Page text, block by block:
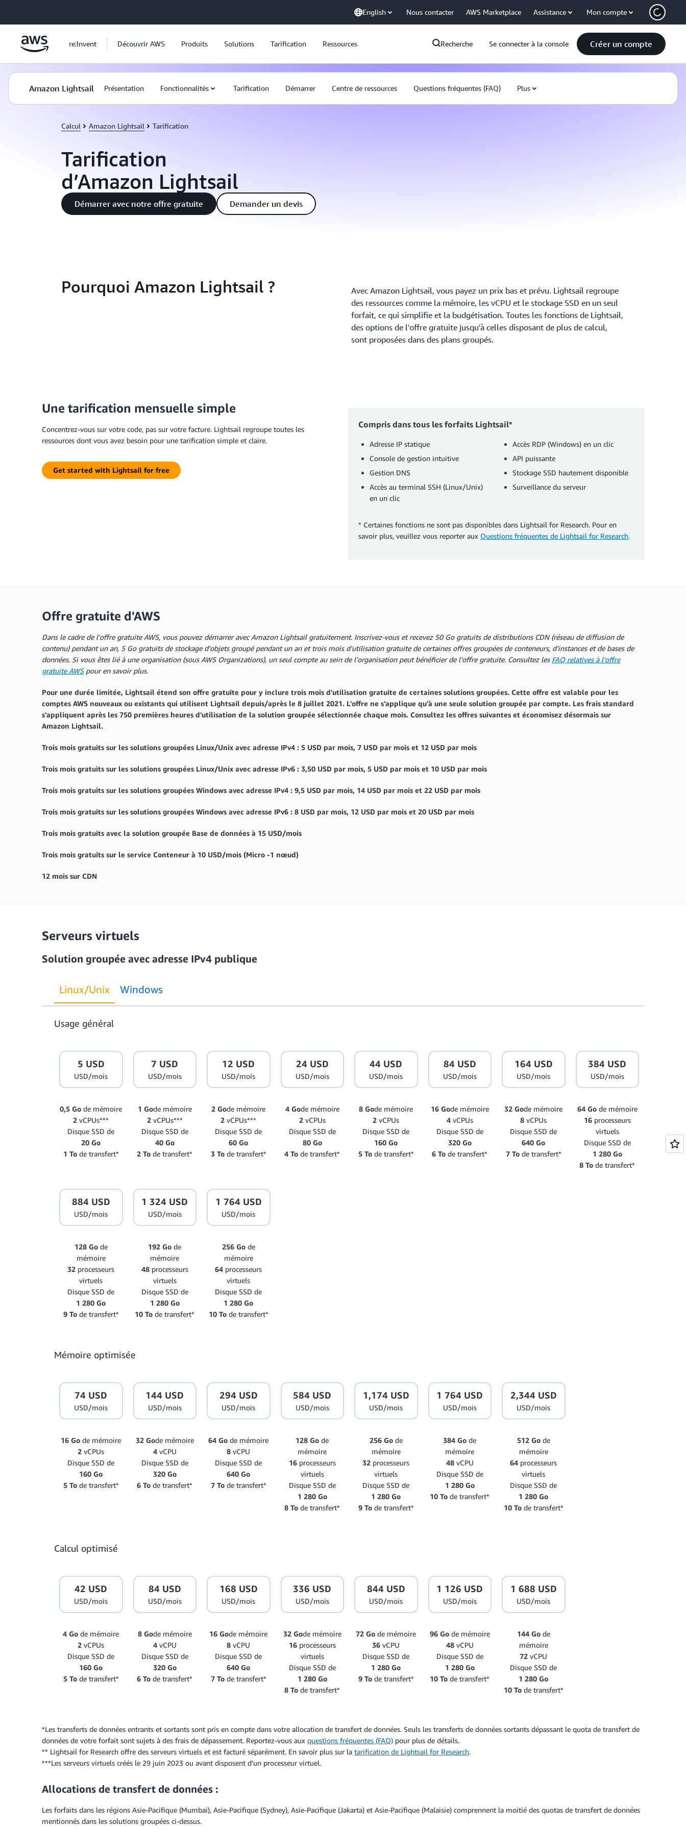
English Nous contacter AWS Marketplace Assistance Mon compte
re:Invent Découvrir AWS Produits Solutions Tarification Ressources Recherche Se connecter à la console Créer un compte
Amazon Lightsail Présentation Fonctionnalités Tarification Démarrer Centre de ressources Questions fréquentes (FAQ) Plus
Calcul Amazon Lightsail Tarification
Tarification
d’Amazon Lightsail
Démarrer avec notre offre gratuite Demander un devis
Pourquoi Amazon Lightsail ?
Avec Amazon Lightsail, vous payez un prix bas et prévu. Lightsail regroupe
des ressources comme la mémoire, les vCPU et le stockage SSD en un seul
forfait, ce qui simplifie et la budgétisation. Toutes les fonctions de Lightsail,
des options de l'offre gratuite jusqu'à celles disposant de plus de calcul,
sont proposées dans des plans groupés.
Une tarification mensuelle simple
Concentrez-vous sur votre code, pas sur votre facture. Lightsail regroupe toutes les
ressources dont vous avez besoin pour une tarification simple et claire.
Get started with Lightsail for free
Compris dans tous les forfaits Lightsail*
Adresse IP statique
Console de gestion intuitive
Gestion DNS
Accès au terminal SSH (Linux/Unix)
en un clic
Accès RDP (Windows) en un clic
API puissante
Stockage SSD hautement disponible
Surveillance du serveur
* Certaines fonctions ne sont pas disponibles dans Lightsail for Research. Pour en
savoir plus, veuillez vous reporter aux Questions fréquentes de Lightsail for Research.
Offre gratuite d'AWS
Dans le cadre de l'offre gratuite AWS, vous pouvez démarrer avec Amazon Lightsail gratuitement. Inscrivez-vous et recevez 50 Go gratuits de distributions CDN (réseau de diffusion de
contenu) pendant un an, 5 Go gratuits de stockage d'objets groupé pendant un an et trois mois d'utilisation gratuite de certaines offres groupées de conteneurs, d'instances et de bases de
données. Si vous êtes lié à une organisation (sous AWS Organizations), un seul compte au sein de l'organisation peut bénéficier de l'offre gratuite. Consultez les FAQ relatives à l’offre
gratuite AWSpour en savoir plus.
Pour une durée limitée, Lightsail étend son offre gratuite pour y inclure trois mois d'utilisation gratuite de certaines solutions groupées. Cette offre est valable pour les
comptes AWS nouveaux ou existants qui utilisent Lightsail depuis/après le 8 juillet 2021. L'offre ne s'applique qu'à une seule solution groupée par compte. Les frais standard
s'appliquent après les 750 premières heures d'utilisation de la solution groupée sélectionnée chaque mois. Consultez les offres suivantes et économisez désormais sur
Amazon Lightsail.
Trois mois gratuits sur les solutions groupées Linux/Unix avec adresse IPv4 : 5 USD par mois, 7 USD par mois et 12 USD par mois
Trois mois gratuits sur les solutions groupées Linux/Unix avec adresse IPv6 : 3,50 USD par mois, 5 USD par mois et 10 USD par mois
Trois mois gratuits sur les solutions groupées Windows avec adresse IPv4 : 9,5 USD par mois, 14 USD par mois et 22 USD par mois
Trois mois gratuits sur les solutions groupées Windows avec adresse IPv6 : 8 USD par mois, 12 USD par mois et 20 USD par mois
Trois mois gratuits avec la solution groupée Base de données à 15 USD/mois
Trois mois gratuits sur le service Conteneur à 10 USD/mois (Micro -1 nœud)
12 mois sur CDN
Serveurs virtuels
Solution groupée avec adresse IPv4 publique
Linux/Unix Windows
Usage général
5 USD
USD/mois
0,5 Gode mémoire
2vCPUs***
Disque SSD de
20 Go
1 Tode transfert*
7 USD
USD/mois
1 Gode mémoire
2 vCPUs***
Disque SSD de
40 Go
2 To de transfert*
12 USD
USD/mois
2 Gode mémoire
2vCPUs***
Disque SSD de
60 Go
3 Tode transfert*
24 USD
USD/mois
4 Gode mémoire
2 vCPUs
Disque SSD de
80 Go
4 To de transfert*
44 USD
USD/mois
8 Gode mémoire
2vCPUs
Disque SSD de
160 Go
5 Tode transfert*
84 USD
USD/mois
16 Gode mémoire
4vCPUs
Disque SSD de
320 Go
6 To de transfert*
164 USD
USD/mois
32 Gode mémoire
8vCPUs
Disque SSD de
640 Go
7 Tode transfert*
384 USD
USD/mois
64 Go de mémoire
16 processeurs
virtuels
Disque SSD de
1 280 Go
8 To de transfert*
884 USD
USD/mois
128 Go de
mémoire
32 processeurs
virtuels
Disque SSD de
1 280 Go
9 Tode transfert*
1 324 USD
USD/mois
192 Gode
mémoire
48 processeurs
virtuels
Disque SSD de
1 280 Go
10 To de transfert*
1 764 USD
USD/mois
256 Go de
mémoire
64 processeurs
virtuels
Disque SSD de
1 280 Go
10 Tode transfert*
Mémoire optimisée
74 USD
USD/mois
16 Gode mémoire
2vCPUs
Disque SSD de
160 Go
5 Tode transfert*
144 USD
USD/mois
32 Gode mémoire
4 vCPU
Disque SSD de
320 Go
6 To de transfert*
294 USD
USD/mois
64 Gode mémoire
8vCPU
Disque SSD de
640 Go
7 Tode transfert*
584 USD
USD/mois
128 Go de
mémoire
16 processeurs
virtuels
Disque SSD de
1 280 Go
8 To de transfert*
1,174 USD
USD/mois
256 Gode
mémoire
32 processeurs
virtuels
Disque SSD de
1 280 Go
9 Tode transfert*
1 764 USD
USD/mois
384 Go de
mémoire
48vCPU
Disque SSD de
1 280 Go
10 To de transfert*
2,344 USD
USD/mois
512 Gode
mémoire
64 processeurs
virtuels
Disque SSD de
1 280 Go
10 Tode transfert*
Calcul optimisé
42 USD
USD/mois
4 Gode mémoire
2vCPUs
Disque SSD de
160 Go
5 Tode transfert*
84 USD
USD/mois
8 Gode mémoire
4 vCPU
Disque SSD de
320 Go
6 To de transfert*
168 USD
USD/mois
16 Gode mémoire
8vCPU
Disque SSD de
640 Go
7 Tode transfert*
336 USD
USD/mois
32 Gode mémoire
16 processeurs
virtuels
Disque SSD de
1 280 Go
8 To de transfert*
844 USD
USD/mois
72 Go de mémoire
36vCPU
Disque SSD de
1 280 Go
9 Tode transfert*
1 126 USD
USD/mois
96 Gode mémoire
48vCPU
Disque SSD de
1 280 Go
10 To de transfert*
1 688 USD
USD/mois
144 Gode
mémoire
72vCPU
Disque SSD de
1 280 Go
10 Tode transfert*
*Les transferts de données entrants et sortants sont pris en compte dans votre allocation de transfert de données. Seuls les transferts de données sortants dépassant le quota de transfert de
données de votre forfait sont sujets à des frais de dépassement. Reportez-vous aux questions fréquentes (FAQ) pour plus de détails.
** Lightsail for Research offre des serveurs virtuels et est facturé séparément. En savoir plus sur la tarification de Lightsail for Research.
***Les serveurs virtuels créés le 29 juin 2023 ou avant disposent d’un processeur virtuel.
Allocations de transfert de données :
Les forfaits dans les régions Asie-Pacifique (Mumbai), Asie-Pacifique (Sydney), Asie-Pacifique (Jakarta) et Asie-Pacifique (Malaisie) comprennent la moitié des quotas de transfert de données
mentionnés dans les solutions groupées ci-dessus.